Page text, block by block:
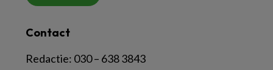
Contact
Redactie: 030 – 638 3843